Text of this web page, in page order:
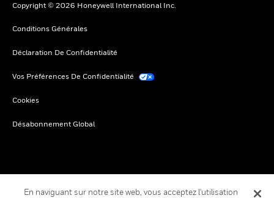
Copyright © 2026 Honeywell International Inc.
Conditions Générales
Déclaration De Confidentialité
Vos Préférences De Confidentialité
Cookies
Désabonnement Global
En naviguant sur notre site web, vous acceptez l'utilisation